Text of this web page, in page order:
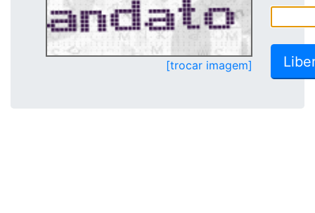
[trocar imagem]